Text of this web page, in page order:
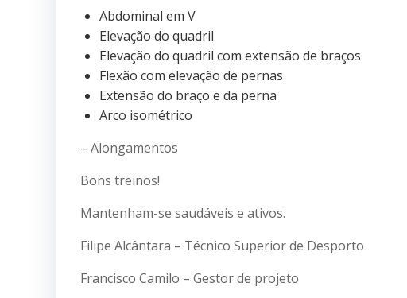
Abdominal em V
Elevação do quadril
Elevação do quadril com extensão de braços
Flexão com elevação de pernas
Extensão do braço e da perna
Arco isométrico
– Alongamentos
Bons treinos!
Mantenham-se saudáveis e ativos.
Filipe Alcântara – Técnico Superior de Desporto
Francisco Camilo – Gestor de projeto